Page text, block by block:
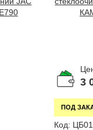
3
ПОД
Код: